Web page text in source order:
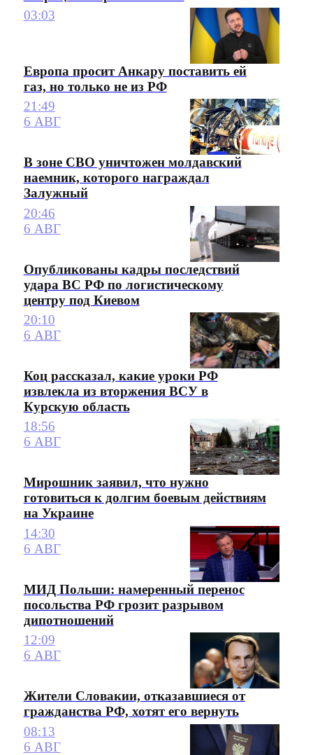
03:03
Европа просит Анкару поставить ей
газ, но только не из РФ
21:49
6 АВГ
В зоне СВО уничтожен молдавский
наемник, которого награждал
Залужный
20:46
6 АВГ
Опубликованы кадры последствий
удара ВС РФ по логистическому
центру под Киевом
20:10
6 АВГ
Коц рассказал, какие уроки РФ
извлекла из вторжения ВСУ в
Курскую область
18:56
6 АВГ
Мирошник заявил, что нужно
готовиться к долгим боевым действиям
на Украине
14:30
6 АВГ
МИД Польши: намеренный перенос
посольства РФ грозит разрывом
дипотношений
12:09
6 АВГ
Жители Словакии, отказавшиеся от
гражданства РФ, хотят его вернуть
08:13
6 АВГ